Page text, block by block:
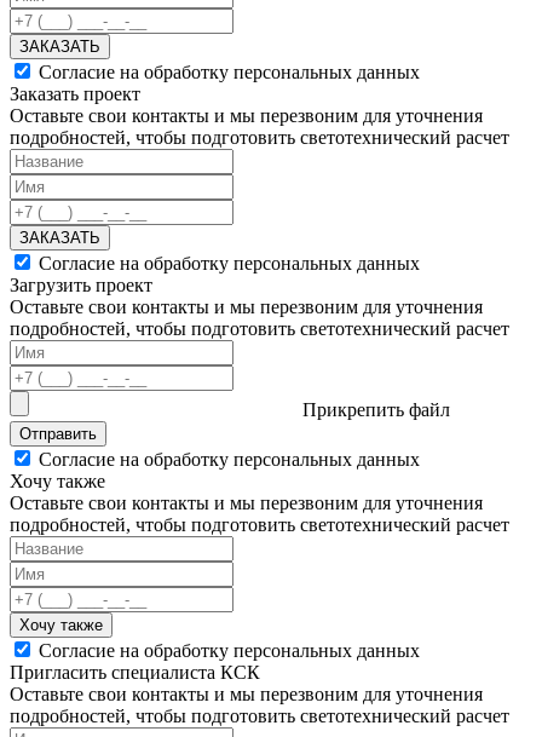
ЗАКАЗАТЬ
Согласие на обработку персональных данных
Заказать проект
Оставьте свои контакты и мы перезвоним для уточнения
подробностей, чтобы подготовить светотехнический расчет
ЗАКАЗАТЬ
Согласие на обработку персональных данных
Загрузить проект
Оставьте свои контакты и мы перезвоним для уточнения
подробностей, чтобы подготовить светотехнический расчет
Прикрепить файл
Отправить
Согласие на обработку персональных данных
Хочу также
Оставьте свои контакты и мы перезвоним для уточнения
подробностей, чтобы подготовить светотехнический расчет
Хочу также
Согласие на обработку персональных данных
Пригласить специалиста КСК
Оставьте свои контакты и мы перезвоним для уточнения
подробностей, чтобы подготовить светотехнический расчет